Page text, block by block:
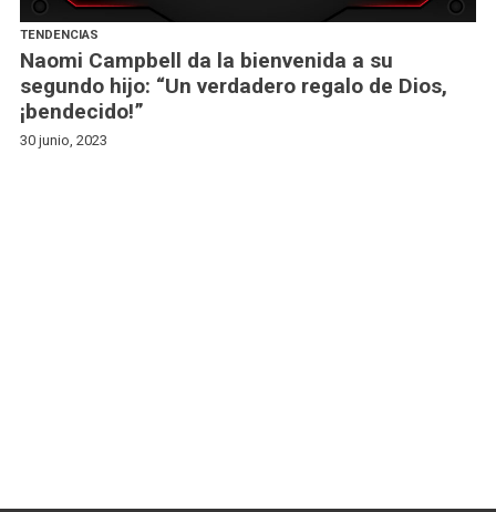
TENDENCIAS
Naomi Campbell da la bienvenida a su
segundo hijo: “Un verdadero regalo de Dios,
¡bendecido!”
30 junio, 2023